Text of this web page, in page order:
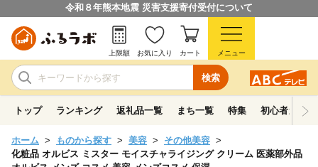
令和８年熊本地震 災害支援寄付受付について
検索
上限額 お気に入り カート メニュー
トップ ランキング 返礼品一覧 まち一覧 特集 初心者ガイド
ホーム ものから探す 美容
その他美容
化粧品 オルビス ミスター モイスチャライジング クリーム 医薬部外品